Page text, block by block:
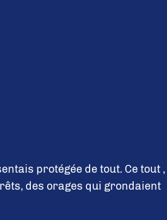
protégée de tout. Ce tout ,
des orages qui grondaient